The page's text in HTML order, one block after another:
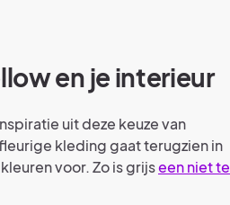
en je interieur
uit deze keuze van
kleding gaat terugzien in
voor. Zo is grijseen niet te